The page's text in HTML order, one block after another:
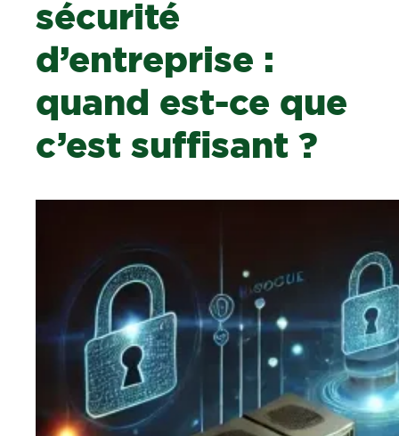
sécurité
d’entreprise :
quand est-ce que
c’est suffisant ?